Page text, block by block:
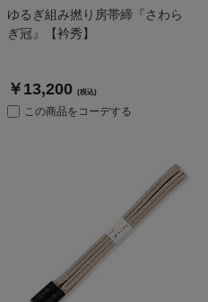
ゆるぎ組み撚り房帯締『さわら
ぎ冠』【衿秀】
￥13,200 (税込)
この商品をコーデする